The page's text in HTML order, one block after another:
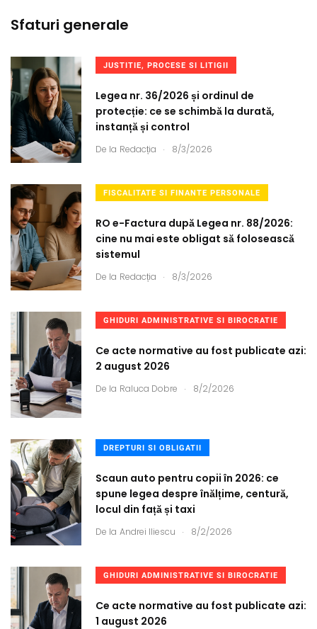
Sfaturi generale
JUSTITIE, PROCESE SI LITIGII
Legea nr. 36/2026 și ordinul de
protecție: ce se schimbă la durată,
instanță și control
De la Redacția . 8/3/2026
FISCALITATE SI FINANTE PERSONALE
RO e-Factura după Legea nr. 88/2026:
cine nu mai este obligat să folosească
sistemul
De la Redacția . 8/3/2026
GHIDURI ADMINISTRATIVE SI BIROCRATIE
Ce acte normative au fost publicate azi:
2 august 2026
De la Raluca Dobre . 8/2/2026
DREPTURI SI OBLIGATII
Scaun auto pentru copii în 2026: ce
spune legea despre înălțime, centură,
locul din față și taxi
De la Andrei Iliescu . 8/2/2026
GHIDURI ADMINISTRATIVE SI BIROCRATIE
Ce acte normative au fost publicate azi:
1 august 2026